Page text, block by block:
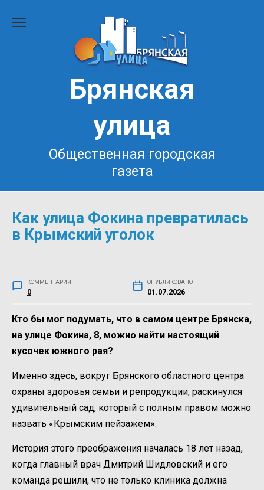
Брянская
улица
Общественная городская
газета
Как улица Фокина превратилась
в Крымский уголок
КОММЕНТАРИИ
0
ОПУБЛИКОВАНО
01.07.2026
Кто бы мог подумать, что в самом центре Брянска,
на улице Фокина, 8, можно найти настоящий
кусочек южного рая?
Именно здесь, вокруг Брянского областного центра
охраны здоровья семьи и репродукции, раскинулся
удивительный сад, который с полным правом можно
назвать «Крымским пейзажем».
История этого преображения началась 18 лет назад,
когда главный врач Дмитрий Шидловский и его
команда решили, что не только клиника должна